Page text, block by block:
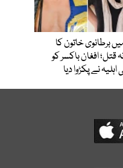
برطانوی خاتون کا
قتل؛ افغان باکسر کو
نے پکڑوا دیا